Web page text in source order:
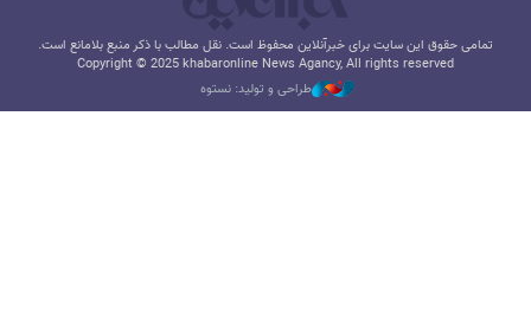
تمامی حقوق این سایت برای خبرآنلاین محفوظ است. نقل مطالب با ذکر منبع بلامانع است.
Copyright © 2025 khabaronline News Agancy, All rights reserved
طراحی و تولید: نستوه